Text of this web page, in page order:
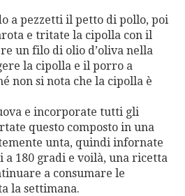
a pezzetti il ​​petto di pollo, poi
e tritate la cipolla con il
un filo di olio d’oliva nella
la cipolla e il porro a
non si nota che la cipolla è
e incorporate tutti gli
questo composto in una
unta, quindi infornate
a 180 gradi e voilà, una ricetta
a consumare le
la settimana.